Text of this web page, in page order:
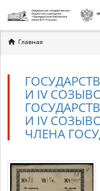
Вы
здесь
Главная
И IV
И IV
ЧЛЕНА